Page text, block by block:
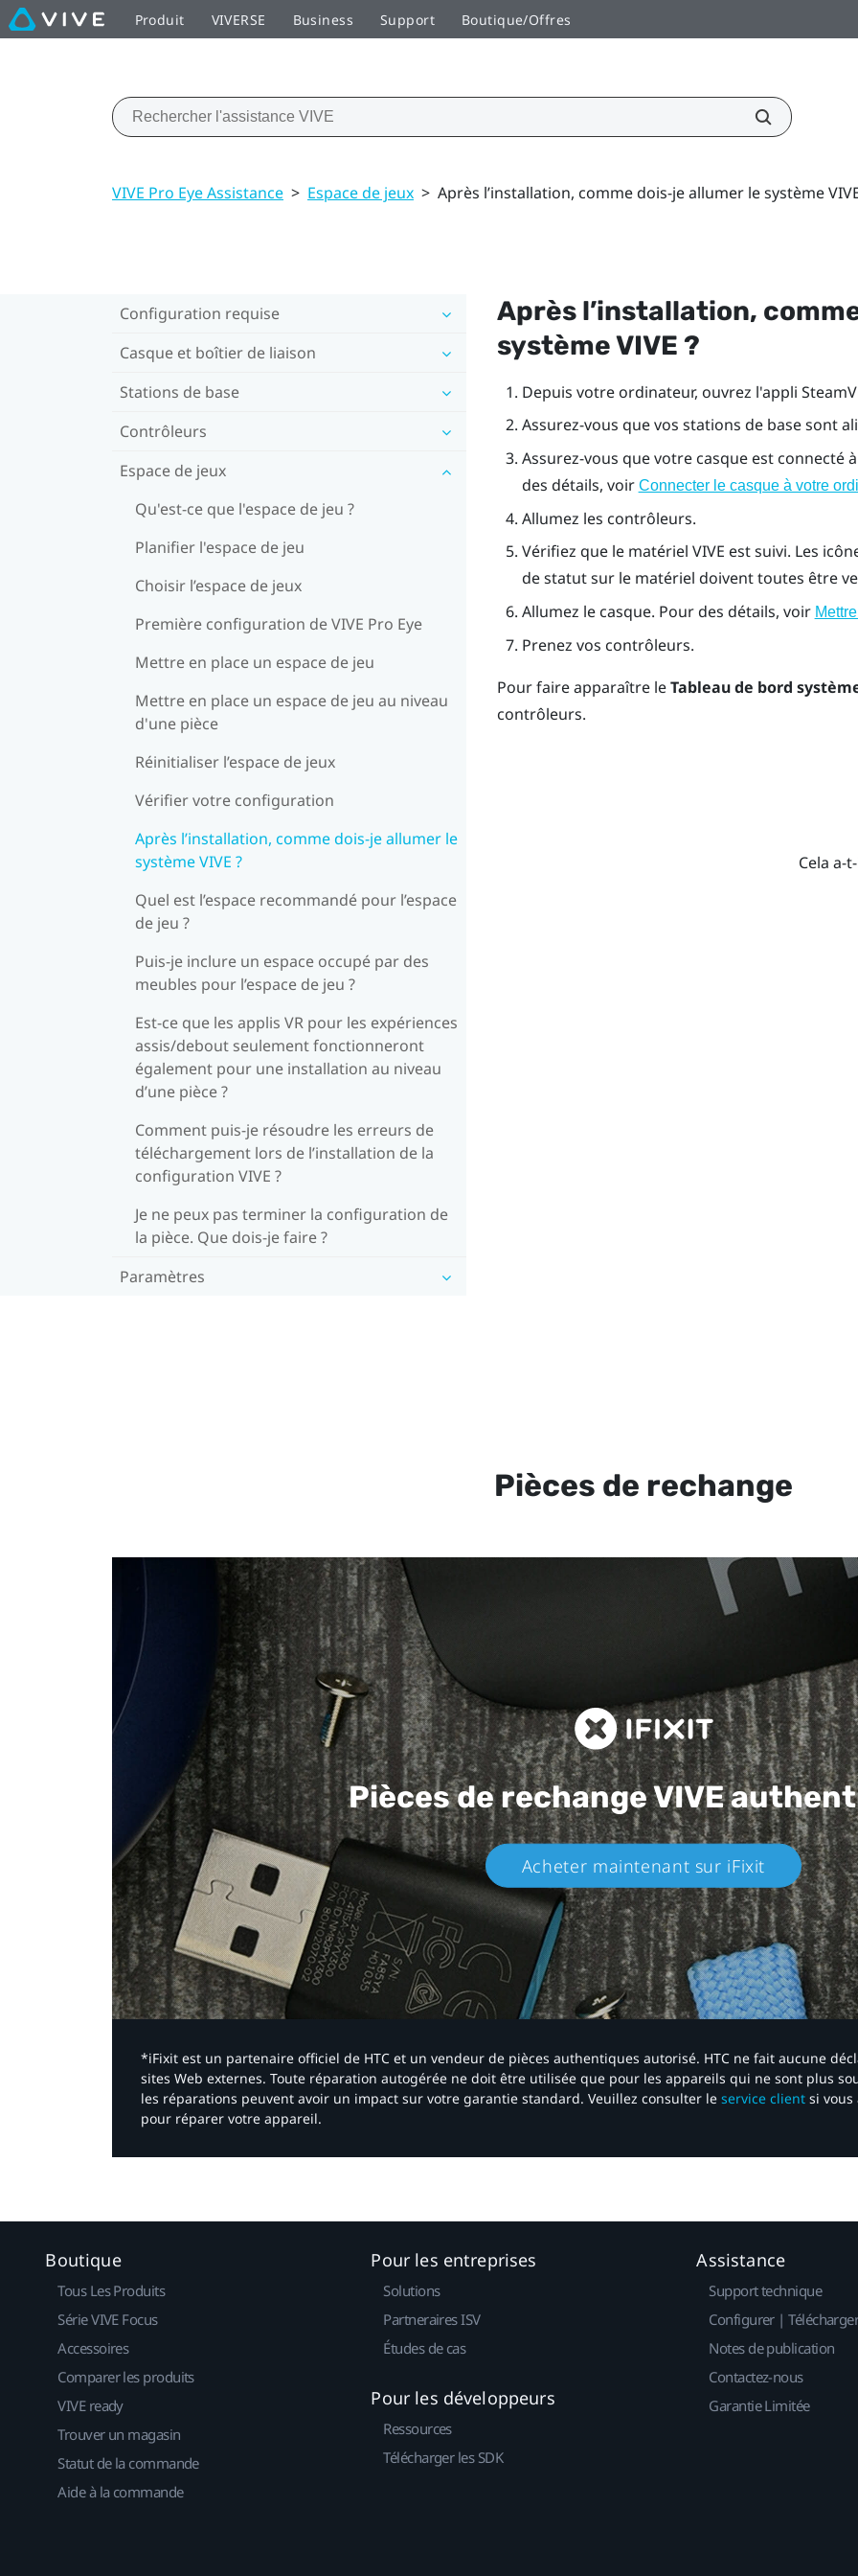
Produit VIVERSE Business Support Boutique/Offres
VIVE Pro Eye Assistance > Espace de jeux > Après l’installation, comme dois-je allumer le système
Configuration requise
Casque et boîtier de liaison
Stations de base
Contrôleurs
Espace de jeux
Qu'est-ce que l'espace de jeu ?
Planifier l'espace de jeu
Choisir l’espace de jeux
Première configuration de VIVE Pro Eye
Mettre en place un espace de jeu
Mettre en place un espace de jeu au niveau
d'une pièce
Réinitialiser l’espace de jeux
Vérifier votre configuration
Après l’installation, comme dois-je allumer le
système VIVE ?
Quel est l’espace recommandé pour l’espace
de jeu ?
Puis-je inclure un espace occupé par des
meubles pour l’espace de jeu ?
Est-ce que les applis VR pour les expériences
assis/debout seulement fonctionneront
également pour une installation au niveau
d’une pièce ?
Comment puis-je résoudre les erreurs de
téléchargement lors de l’installation de la
configuration VIVE ?
Je ne peux pas terminer la configuration de
la pièce. Que dois-je faire ?
Paramètres
Après l’installation,
systèmeVIVE ?
Depuis votre ordinateur, ouvrez l'appli
Assurez-vous que vos stations de base sont
Assurez-vous que votre casque est connecté
des détails, voir Connecter le casque à votre
Allumez les contrôleurs.
Vérifiez que le matériel VIVE est suivi. Les
de statut sur le matériel doivent toutes être
Allumez le casque. Pour des détails, voir
Prenez vos contrôleurs.
Pour faire apparaître leTableau de bord
contrôleurs.
Cela a-
Pièces de rechange
Pièces de rechangeVIVE
Acheter maintenant sur iFixit​
*iFixit est un partenaire officiel de HTC et un vendeur de pièces authentiques autorisé. HTC ne fait aucune
sites Web externes. Toute réparation autogérée ne doit être utilisée que pour les appareils qui ne sont plus
les réparations peuvent avoir un impact sur votre garantie standard. Veuillez consulter le service client si vous
pour réparer votre appareil.​
Boutique
Tous Les Produits
Série VIVE Focus
Accessoires
Comparer les produits
VIVE ready
Trouver un magasin
Statut de la commande
Aide à la commande
Pour les entreprises
Solutions
Partneraires ISV
Études de cas
Pour les développeurs
Ressources
Télécharger les SDK
Assistance
Support technique
Configurer |
Notes de publication
Contactez-nous
Garantie Limitée